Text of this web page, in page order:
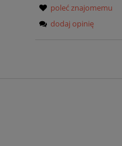
poleć znajomemu
dodaj opinię